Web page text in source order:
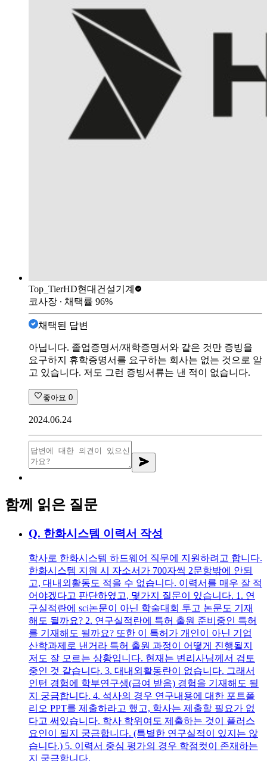
Top_TierHD현대건설기계
코사장 ∙ 채택률 96%
채택된 답변
아닙니다. 졸업증명서/재학증명서와 같은 것만 증빙을
요구하지 휴학증명서를 요구하는 회사는 없는 것으로 알
고 있습니다. 저도 그런 증빙서류는 낸 적이 없습니다.
좋아요 0
2024.06.24
함께 읽은 질문
Q. 한화시스템 이력서 작성
학사로 한화시스템 하드웨어 직무에 지원하려고 합니다.
한화시스템 지원 시 자소서가 700자씩 2문항밖에 안되
고, 대내외활동도 적을 수 없습니다. 이력서를 매우 잘 적
어야겠다고 판단하였고, 몇가지 질문이 있습니다. 1. 연
구실적란에 sci논문이 아닌 학술대회 투고 논문도 기재
해도 될까요? 2. 연구실적란에 특허 출원 준비중인 특허
를 기재해도 될까요? 또한 이 특허가 개인이 아닌 기업
산학과제로 낸거라 특허 출원 과정이 어떻게 진행될지
저도 잘 모르는 상황입니다. 현재는 변리사님께서 검토
중인 것 같습니다. 3. 대내외활동란이 없습니다. 그래서
인턴 경험에 학부연구생(급여 받음) 경험을 기재해도 될
지 궁금합니다. 4. 석사의 경우 연구내용에 대한 포트폴
리오 PPT를 제출하라고 했고, 학사는 제출할 필요가 없
다고 써있습니다. 학사 학위여도 제출하는 것이 플러스
요인이 될지 궁금합니다. (특별한 연구실적이 있지는 않
습니다.) 5. 이력서 중심 평가의 경우 학점컷이 존재하는
지 궁금합니다.